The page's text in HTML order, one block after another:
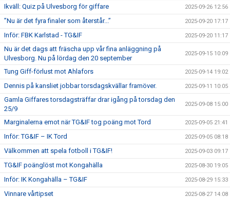
Ikväll: Quiz på Ulvesborg för giffare 2025-09-26 12:56
”Nu är det fyra finaler som återstår...” 2025-09-20 17:17
Inför: FBK Karlstad - TG&IF 2025-09-20 11:17
Nu är det dags att fräscha upp vår fina anläggning på
Ulvesborg. Nu på lördag den 20 september
2025-09-15 10:09
Tung Giff-förlust mot Ahlafors 2025-09-14 19:02
Dennis på kansliet jobbar torsdagskvällar framöver. 2025-09-11 10:05
Gamla Giffares torsdagsträffar drar igång på torsdag den
25/9
2025-09-08 15:00
Marginalerna emot när TG&IF tog poäng mot Tord 2025-09-05 21:41
Inför: TG&IF – IK Tord 2025-09-05 08:18
Välkommen att spela fotboll i TG&IF! 2025-09-03 09:17
TG&IF poänglöst mot Kongahälla 2025-08-30 19:05
Inför: IK Kongahälla – TG&IF 2025-08-29 15:33
Vinnare vårtipset 2025-08-27 14:08